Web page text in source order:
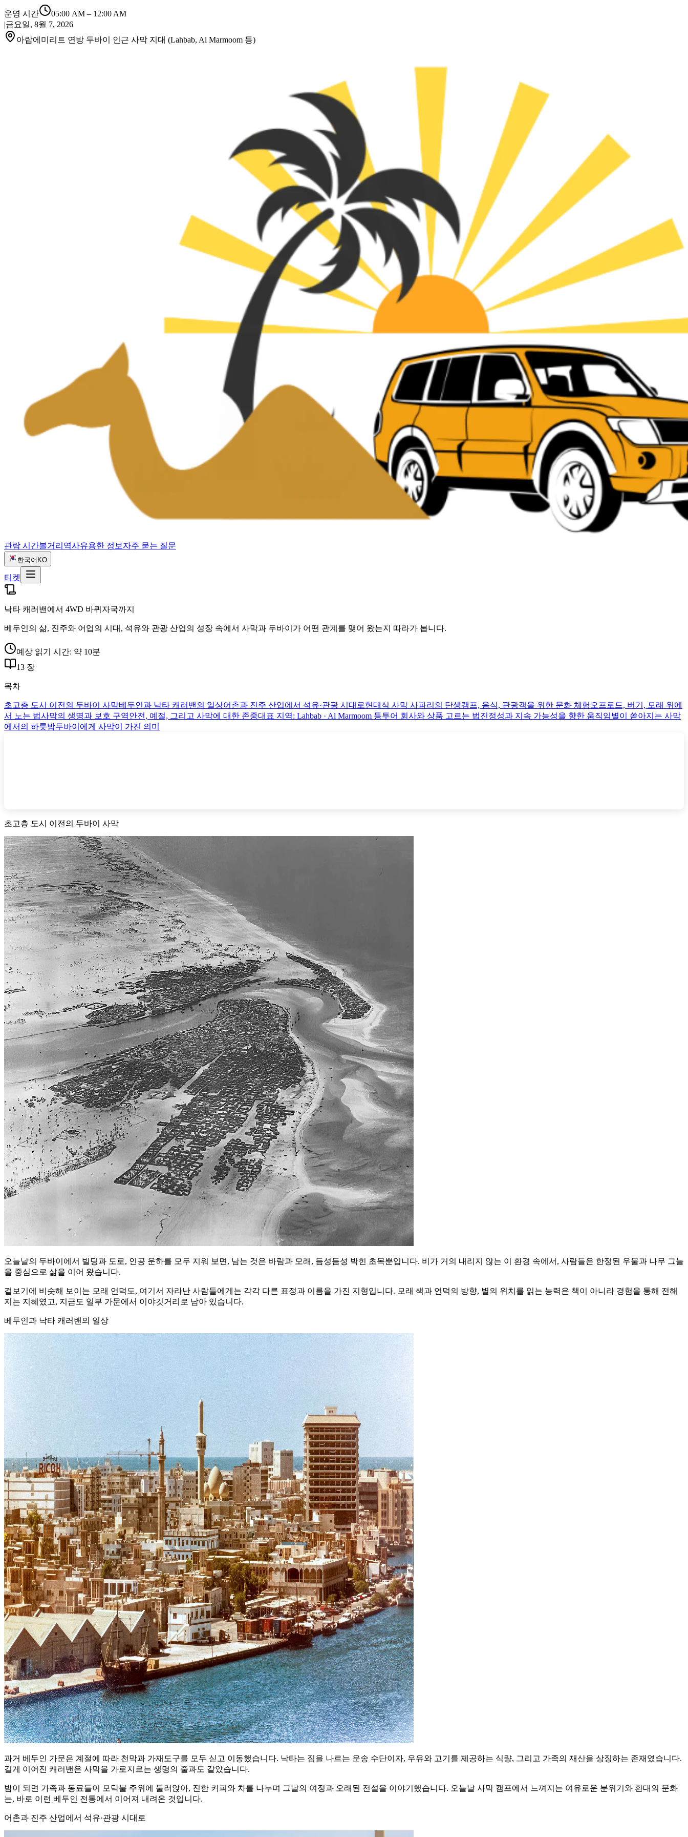
운영 시간 05:00 AM – 12:00 AM
|금요일, 8월 7, 2026
아랍에미리트 연방 두바이 인근 사막 지대 (Lahbab, Al Marmoom 등)
관람 시간볼거리 역사유용한 정보 자주 묻는 질문
한국어 KO
티켓
낙타 캐러밴에서 4WD 바퀴자국까지
베두인의 삶, 진주와 어업의 시대, 석유와 관광 산업의 성장 속에서 사막과 두바이가 어떤 관계를 맺어 왔는지 따라가 봅니다.
예상 읽기 시간: 약 10분
13 장
목차
초고층 도시 이전의 두바이 사막베두인과 낙타 캐러밴의 일상어촌과 진주 산업에서 석유·관광 시대로현대식 사막 사파리의 탄생캠프, 음식, 관광객을 위한 문화 체험 오프로드, 버기, 모래 위에
서 노는 법사막의 생명과 보호 구역안전, 예절, 그리고 사막에 대한 존중대표 지역: Lahbab · Al Marmoom 등투어 회사와 상품 고르는 법진정성과 지속 가능성을 향한 움직임별이 쏟아지는 사막
에서의 하룻밤두바이에게 사막이 가진 의미
초고층 도시 이전의 두바이 사막
오늘날의 두바이에서 빌딩과 도로, 인공 운하를 모두 지워 보면, 남는 것은 바람과 모래, 듬성듬성 박힌 초목뿐입니다. 비가 거의 내리지 않는 이 환경 속에서, 사람들은 한정된 우물과 나무 그늘
을 중심으로 삶을 이어 왔습니다.
겉보기에 비슷해 보이는 모래 언덕도, 여기서 자라난 사람들에게는 각각 다른 표정과 이름을 가진 지형입니다. 모래 색과 언덕의 방향, 별의 위치를 읽는 능력은 책이 아니라 경험을 통해 전해
지는 지혜였고, 지금도 일부 가문에서 이야깃거리로 남아 있습니다.
베두인과 낙타 캐러밴의 일상
과거 베두인 가문은 계절에 따라 천막과 가재도구를 모두 싣고 이동했습니다. 낙타는 짐을 나르는 운송 수단이자, 우유와 고기를 제공하는 식량, 그리고 가족의 재산을 상징하는 존재였습니다.
길게 이어진 캐러밴은 사막을 가로지르는 생명의 줄과도 같았습니다.
밤이 되면 가족과 동료들이 모닥불 주위에 둘러앉아, 진한 커피와 차를 나누며 그날의 여정과 오래된 전설을 이야기했습니다. 오늘날 사막 캠프에서 느껴지는 여유로운 분위기와 환대의 문화
는, 바로 이런 베두인 전통에서 이어져 내려온 것입니다.
어촌과 진주 산업에서 석유·관광 시대로